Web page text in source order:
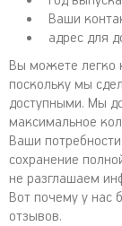
Ваши
адрес для
Вы можете легко
поскольку мы
доступными. Мы
максимальное
Ваши
сохранение
не разглашаем
Вот почему у нас
отзывов.